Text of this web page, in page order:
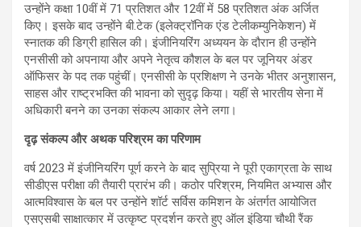
उन्होंने कक्षा 10वीं में 71 प्रतिशत और 12वीं में 58 प्रतिशत अंक अर्जित
किए। इसके बाद उन्होंने बी.टेक (इलेक्ट्रॉनिक एंड टेलीकम्युनिकेशन) में
स्नातक की डिग्री हासिल की। इंजीनियरिंग अध्ययन के दौरान ही उन्होंने
एनसीसी को अपनाया और अपने नेतृत्व कौशल के बल पर जूनियर अंडर
ऑफिसर के पद तक पहुंचीं। एनसीसी के प्रशिक्षण ने उनके भीतर अनुशासन,
साहस और राष्ट्रभक्ति की भावना को सुदृढ़ किया। यहीं से भारतीय सेना में
अधिकारी बनने का उनका संकल्प आकार लेने लगा।
दृढ़ संकल्प और अथक परिश्रम का परिणाम
वर्ष 2023 में इंजीनियरिंग पूर्ण करने के बाद सुप्रिया ने पूरी एकाग्रता के साथ
सीडीएस परीक्षा की तैयारी प्रारंभ की। कठोर परिश्रम, नियमित अभ्यास और
आत्मविश्वास के बल पर उन्होंने शॉर्ट सर्विस कमिशन के अंतर्गत आयोजित
एसएसबी साक्षात्कार में उत्कृष्ट प्रदर्शन करते हुए ऑल इंडिया चौथी रैंक